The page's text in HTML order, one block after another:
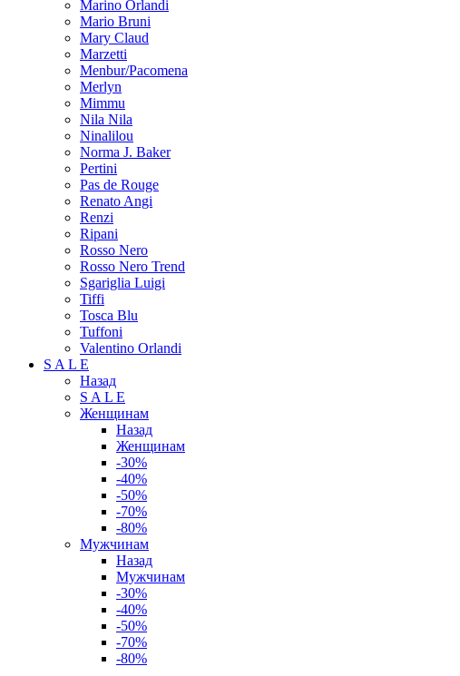
Marino Orlandi
Mario Bruni
Mary Claud
Marzetti
Menbur/Pacomena
Merlyn
Mimmu
Nila Nila
Ninalilou
Norma J. Baker
Pertini
Pas de Rouge
Renato Angi
Renzi
Ripani
Rosso Nero
Rosso Nero Trend
Sgariglia Luigi
Tiffi
Tosca Blu
Tuffoni
Valentino Orlandi
S A L E
Назад
S A L E
Женщинам
Назад
Женщинам
-30%
-40%
-50%
-70%
-80%
Мужчинам
Назад
Мужчинам
-30%
-40%
-50%
-70%
-80%